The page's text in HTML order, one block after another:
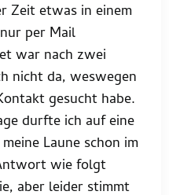
Zeit etwas in einem
per Mail
war nach zwei
nicht da, weswegen
gesucht habe.
durfte ich auf eine
Laune schon im
wie folgt
aber leider stimmt